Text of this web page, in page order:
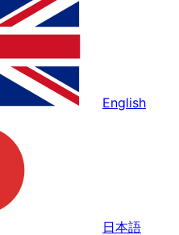
English
日本語